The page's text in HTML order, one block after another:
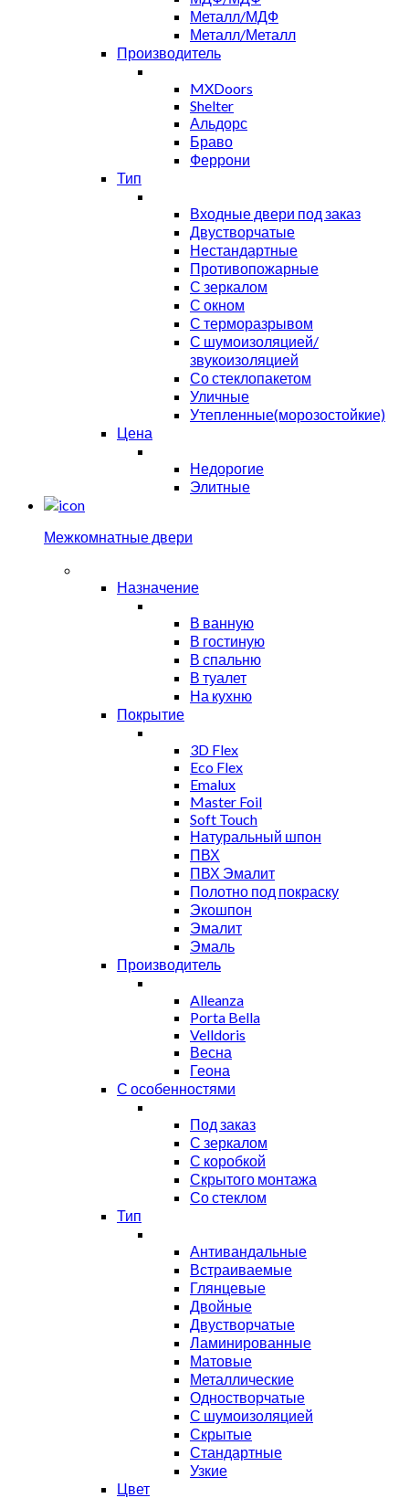
Металл/МДФ
Металл/Металл
Производитель
MXDoors
Shelter
Альдорс
Браво
Феррони
Тип
Входные двери под заказ
Двустворчатые
Нестандартные
Противопожарные
С зеркалом
С окном
С терморазрывом
С шумоизоляцией/
звукоизоляцией
Со стеклопакетом
Уличные
Утепленные(морозостойкие)
Цена
Недорогие
Элитные
Межкомнатные двери
Назначение
В ванную
В гостиную
В спальню
В туалет
На кухню
Покрытие
3D Flex
Eco Flex
Emalux
Master Foil
Soft Touch
Натуральный шпон
ПВХ
ПВХ Эмалит
Полотно под покраску
Экошпон
Эмалит
Эмаль
Производитель
Alleanza
Porta Bella
Velldoris
Весна
Геона
С особенностями
Под заказ
С зеркалом
С коробкой
Скрытого монтажа
Со стеклом
Тип
Антивандальные
Встраиваемые
Глянцевые
Двойные
Двустворчатые
Ламинированные
Матовые
Металлические
Одностворчатые
С шумоизоляцией
Скрытые
Стандартные
Узкие
Цвет